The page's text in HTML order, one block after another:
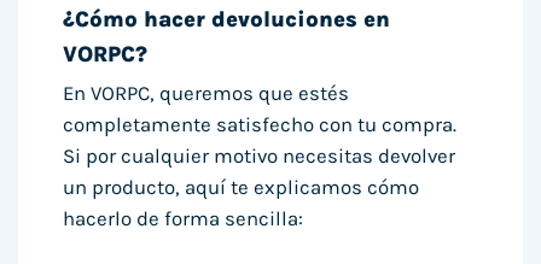
¿Cómo hacer devoluciones en
VORPC?
En VORPC, queremos que estés
completamente satisfecho con tu compra.
Si por cualquier motivo necesitas devolver
un producto, aquí te explicamos cómo
hacerlo de forma sencilla: